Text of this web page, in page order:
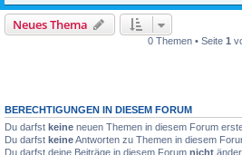
Neues Thema
0 Themen • Seite 1
BERECHTIGUNGEN IN DIESEM FORUM
Du darfst keine neuen Themen in diesem Forum
Du darfst keineAntworten zu Themen in diesem
Du darfst deine Beiträge in diesem Forum nicht